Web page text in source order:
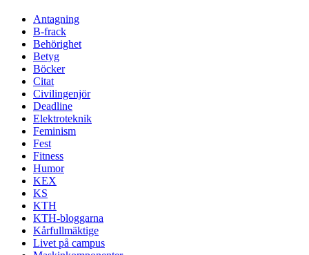
Antagning
B-frack
Behörighet
Betyg
Böcker
Citat
Civilingenjör
Deadline
Elektroteknik
Feminism
Fest
Fitness
Humor
KEX
KS
KTH
KTH-bloggarna
Kårfullmäktige
Livet på campus